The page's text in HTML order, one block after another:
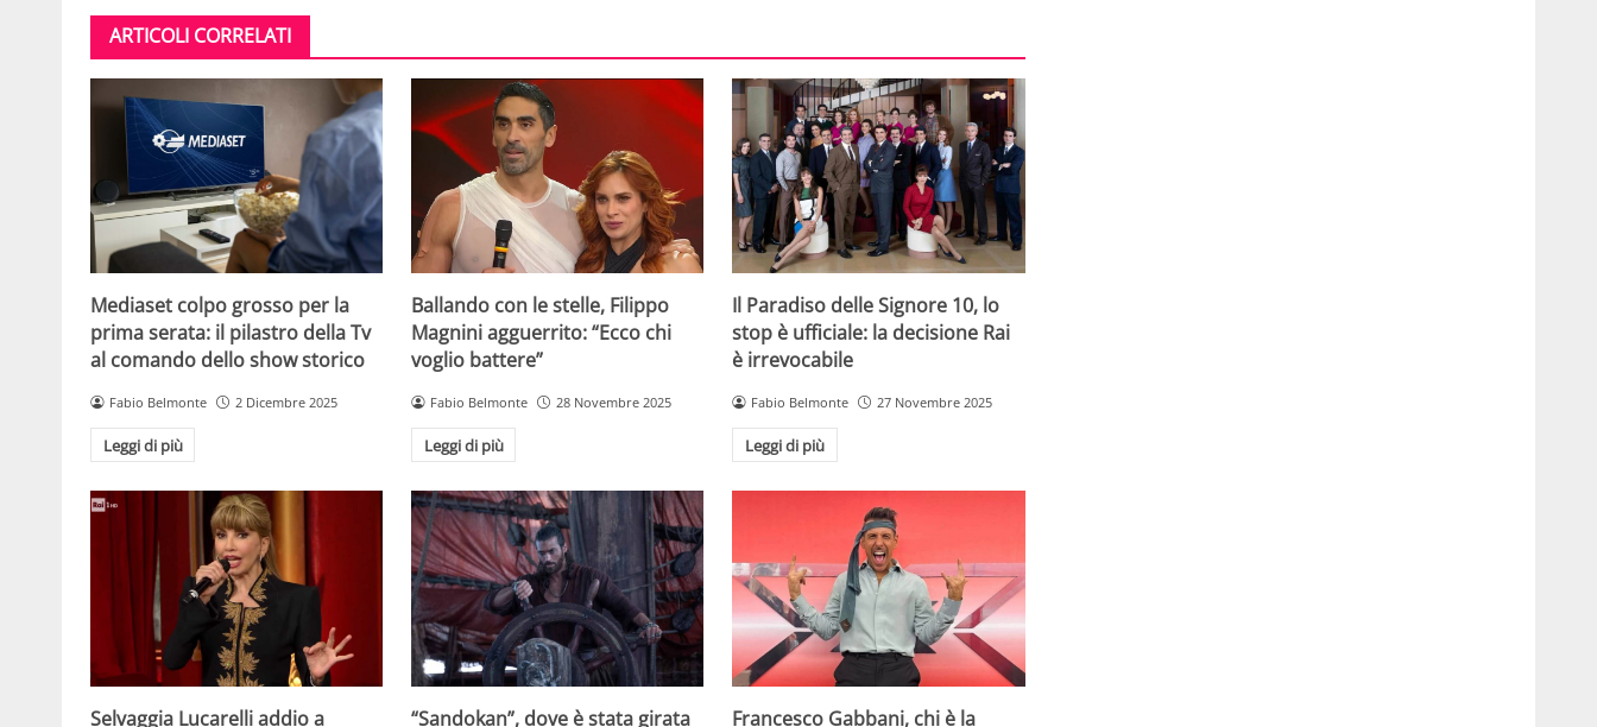
ARTICOLI CORRELATI
Mediaset colpo grosso per la
prima serata: il pilastro della Tv
al comando dello show storico
Fabio Belmonte 2 Dicembre 2025
Leggi di più
Ballando con le stelle, Filippo
Magnini agguerrito: “Ecco chi
voglio battere”
Fabio Belmonte 28 Novembre 2025
Leggi di più
Il Paradiso delle Signore 10, lo
stop è ufficiale: la decisione Rai
è irrevocabile
Fabio Belmonte 27 Novembre 2025
Leggi di più
Selvaggia Lucarelli addio a “Sandokan”, dove è stata girata Francesco Gabbani, chi è la